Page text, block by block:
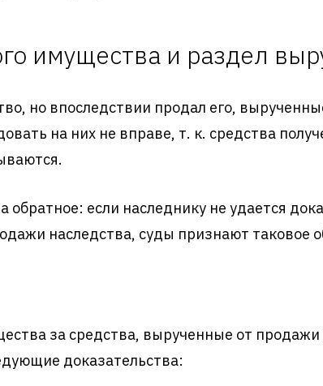
имущества и раздел
но впоследствии продал его,
на них не вправе, т. к. средства
обратное: если наследнику не удается
наследства, суды признают таковое
за средства, вырученные от продажи
доказательства: